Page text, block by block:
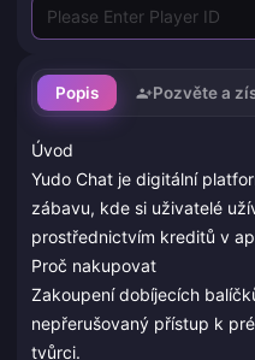
Popis Pozvěte a
Úvod
Yudo Chat je digitální
zábavu, kde si uživatelé
prostřednictvím kreditů v
Proč nakupovat
Zakoupení dobíjecích
nepřerušovaný přístup k
tvůrci.